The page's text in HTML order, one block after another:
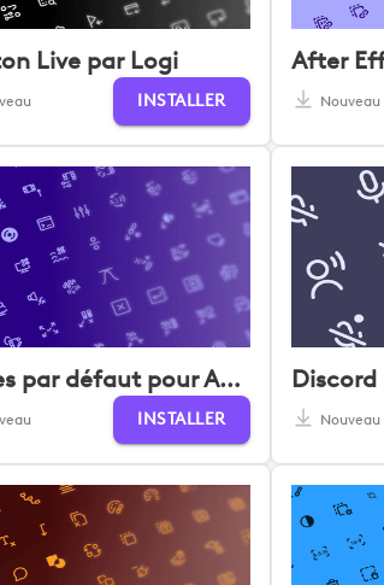
Live par Logi
INSTALLER
After
Nouveau
Icônes par défaut pour Adobe Audition
INSTALLER
Discord
Nouveau